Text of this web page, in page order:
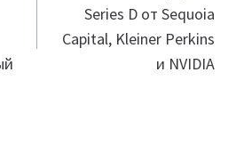
Series D от Sequoia
Capital, Kleiner Perkins
и NVIDIA